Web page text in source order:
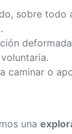
sobre todo
caminar o
una